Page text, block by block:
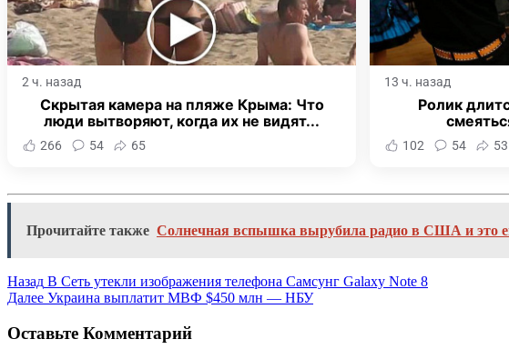
2 ч. назад
Скрытая камера на пляже Крыма: Что
люди вытворяют, когда их не видят...
266 54 65
13 ч. назад
Ролик
102 54 53
Прочитайте также Солнечная вспышка вырубила радио в США и это
Назад В Сеть утекли изображения телефона Самсунг Galaxy Note 8
Далее Украина выплатит МВФ $450 млн — НБУ
Оставьте Комментарий